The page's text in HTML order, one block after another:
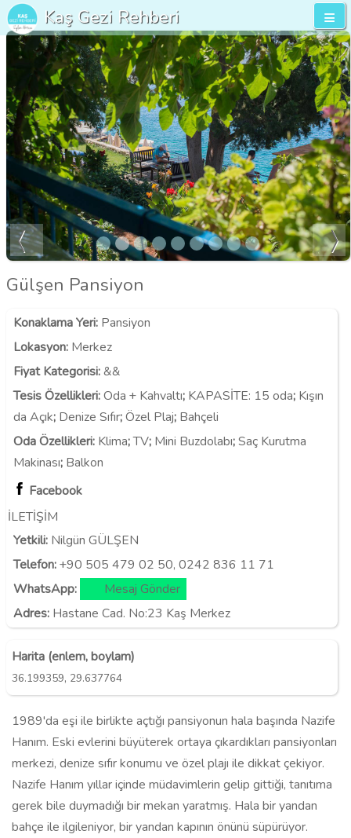
Kaş Gezi Rehberi
Gülşen Pansiyon
Konaklama Yeri: Pansiyon
Lokasyon: Merkez
Fiyat Kategorisi:&&
Tesis Özellikleri:Oda + Kahvaltı; KAPASİTE: 15 oda; Kışın
da Açık; Denize Sıfır;Özel Plaj; Bahçeli
Oda Özellikleri: Klima;TV; Mini Buzdolabı;Saç Kurutma
Makinası; Balkon
Facebook
İLETİŞİM
Yetkili: Nilgün GÜLŞEN
Telefon:+90 505 479 02 50, 0242 836 11 71
WhatsApp:
Mesaj Gönder
Adres: Hastane Cad. No:23 Kaş Merkez
Harita (enlem, boylam)
36.199359, 29.637764
1989'da eşi ile birlikte açtığı pansiyonun hala başında Nazife
Hanım. Eski evlerini büyüterek ortaya çıkardıkları pansiyonları
merkezi, denize sıfır konumu ve özel plajı ile dikkat çekiyor.
Nazife Hanım yıllar içinde müdavimlerin gelip gittiği, tanıtıma
gerek bile duymadığı bir mekan yaratmış. Hala bir yandan
bahçe ile ilgileniyor, bir yandan kapının önünü süpürüyor.